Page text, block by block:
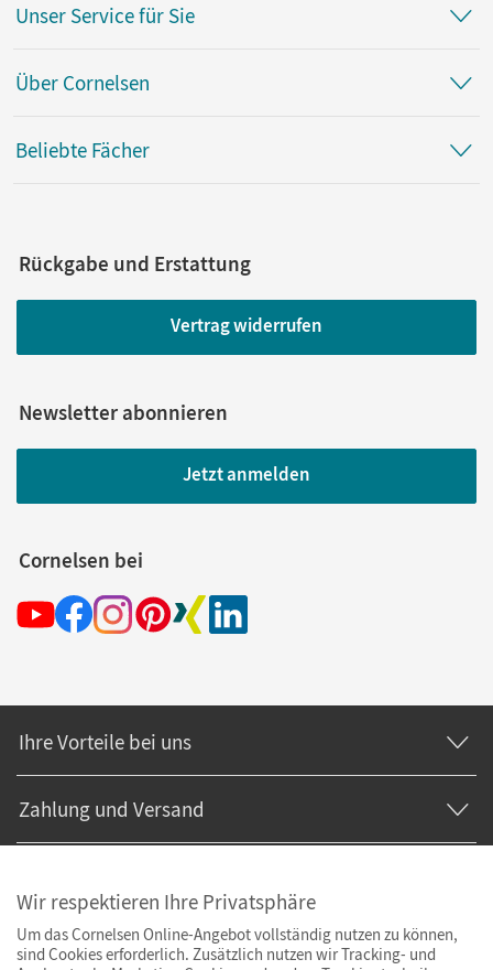
Unser Service für Sie
Über Cornelsen
Beliebte Fächer
Rückgabe und Erstattung
Vertrag widerrufen
Newsletter abonnieren
Jetzt anmelden
Cornelsen bei
Ihre Vorteile bei uns
Zahlung und Versand
Wir respektieren Ihre Privatsphäre
Um das Cornelsen Online-Angebot vollständig nutzen zu können,
sind Cookies erforderlich. Zusätzlich nutzen wir Tracking- und